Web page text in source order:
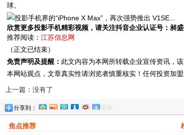
球。
欣赏更多投影手机精彩视频，请关注抖音企业认证号：昶
推荐阅读： 江苏信息网
（正文已结束）
免责声明及提醒： 此文内容为本网所转载企业宣传资讯，
本网站观点，文章真实性请浏览者慎重核实！任何投资加
上一篇：没有了
分享到： 更多
焦点推荐